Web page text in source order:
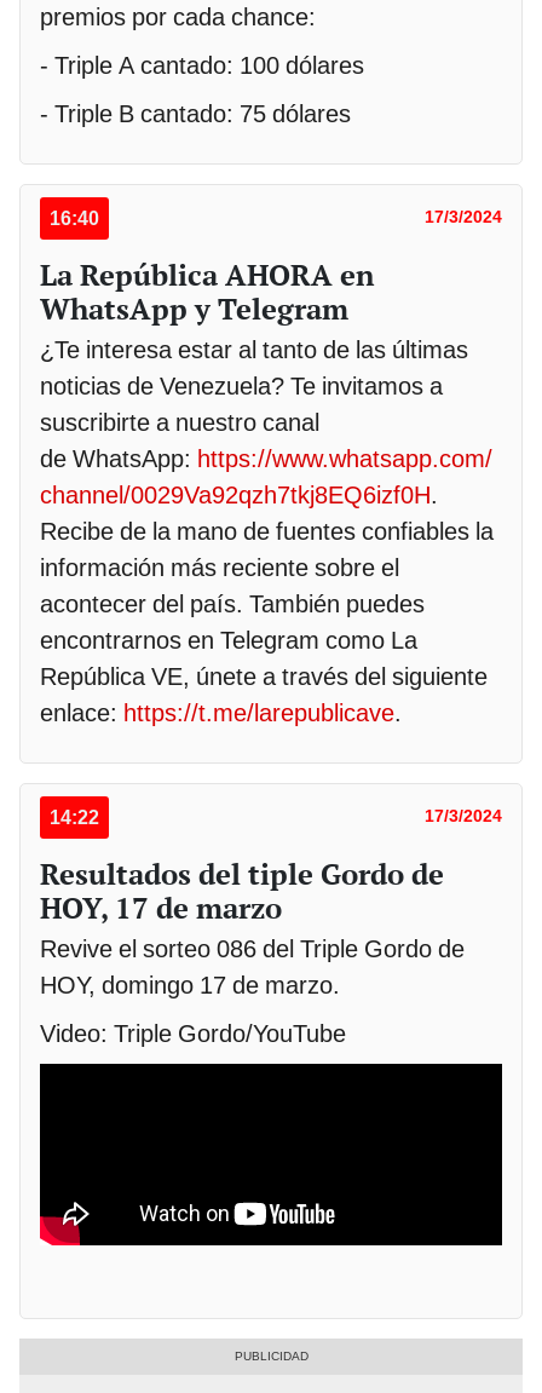
premios por cada chance:
- Triple A cantado: 100 dólares
- Triple B cantado: 75 dólares
16:40 17/3/2024
La República AHORA en
WhatsApp y Telegram
¿Te interesa estar al tanto de las últimas
noticias de Venezuela? Te invitamos a
suscribirte a nuestro canal
de WhatsApp: https://www.whatsapp.com/
channel/0029Va92qzh7tkj8EQ6izf0H.
Recibe de la mano de fuentes confiables la
información más reciente sobre el
acontecer del país. También puedes
encontrarnos en Telegram como La
República VE, únete a través del siguiente
enlace: https://t.me/larepublicave.
14:22 17/3/2024
Resultados del tiple Gordo de
HOY, 17 de marzo
Revive el sorteo 086 del Triple Gordo de
HOY, domingo 17 de marzo.
Video: Triple Gordo/YouTube